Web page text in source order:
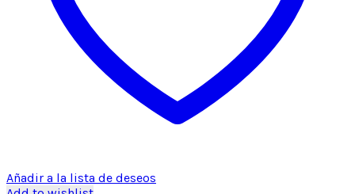
Añadir a la lista de deseos